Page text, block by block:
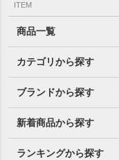
ITEM
商品一覧
カテゴリから探す
ブランドから探す
新着商品から探す
ランキングから探す